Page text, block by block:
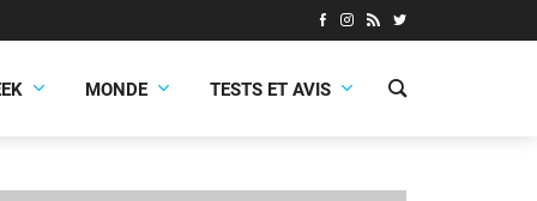
MONDE TESTS ET AVIS